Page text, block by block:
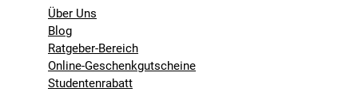
Über Uns
Blog
Ratgeber-Bereich
Online-Geschenkgutscheine
Studentenrabatt